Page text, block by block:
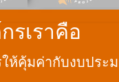
รเราคือ
ห้คุ้มค่ากับงบประ